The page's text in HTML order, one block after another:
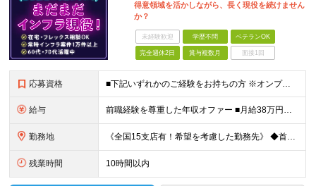
得意領域を活かしながら、長く現役を続けません
か？
未経験歓迎 学歴不問 ベテランOK
完全週休2日 賞与複数月 面接1回
応募資格 ■下記いずれかのご経験をお持ちの方 ※オンプレ・クラウドの経験は不問（どちらかでもOK） └サーバorネットワークでの構築以上の経験 └ITインフラでのPM/PL/PMO経験 ■学歴不問 ※注意※
給与 前職経験を尊重した年収オファー ■月給38万円～55万円 ※前職経験やスキルを十分に尊重したうえで決定いたします ※残業代は全額支給します ※試用期間1ヶ月あり（その間の雇用形態・給与・待遇に差異は
勤務地 《全国15支店有！希望を考慮した勤務先》 ◆首都圏または各支店周辺エリアのクライアント先 →東京、神奈川、千葉、埼玉、大阪、愛知、広島、福岡、札幌、仙台、茨城、静岡など ☆個人の希望を最大限考慮しま
残業時間 10時間以内